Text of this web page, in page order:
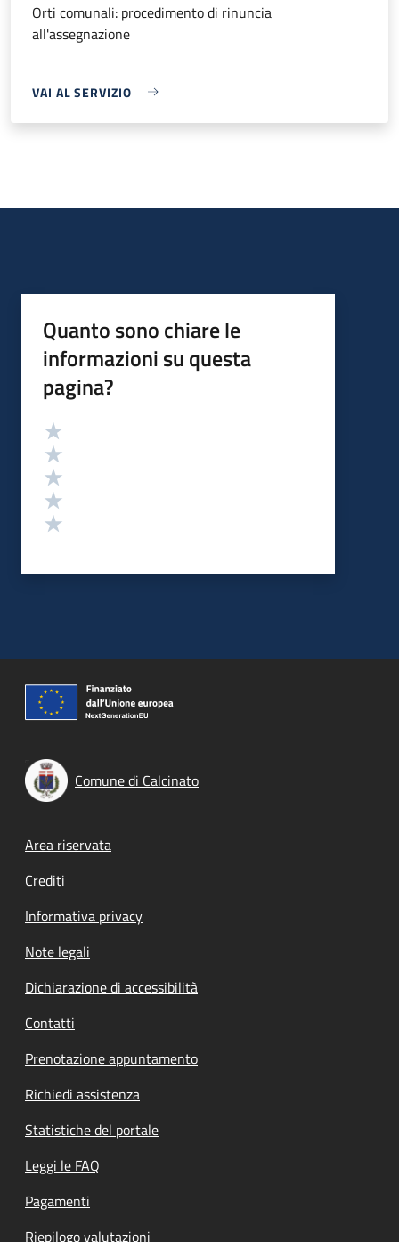
Orti comunali: procedimento di rinuncia
all'assegnazione
VAI AL SERVIZIO
Quanto sono chiare le
informazioni su questa
pagina?
Valutazione
Comune di Calcinato
Footer menu
Area riservata
Crediti
Informativa privacy
Note legali
Dichiarazione di accessibilità
Contatti
Prenotazione appuntamento
Richiedi assistenza
Statistiche del portale
Leggi le FAQ
Pagamenti
Riepilogo valutazioni